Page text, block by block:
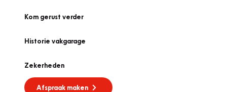
Kom gerust verder
Historie vakgarage
Zekerheden
Afspraak maken